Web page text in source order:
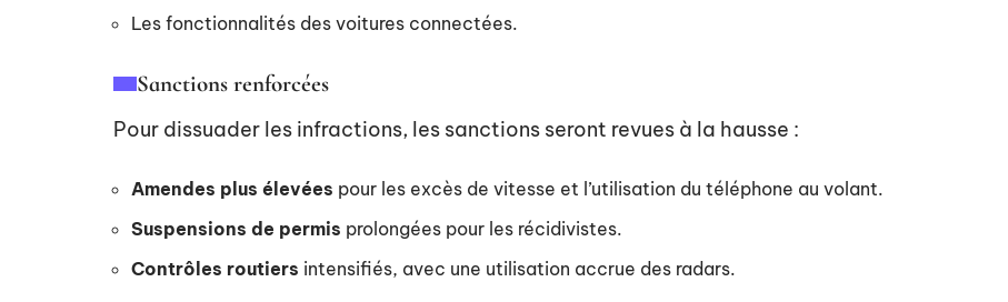
Les fonctionnalités des voitures connectées.
Sanctions renforcées
Pour dissuader les infractions, les sanctions seront revues à la hausse :
Amendes plus élevées pour les excès de vitesse et l’utilisation du téléphone au volant.
Suspensions de permis prolongées pour les récidivistes.
Contrôles routiers intensifiés, avec une utilisation accrue des radars.